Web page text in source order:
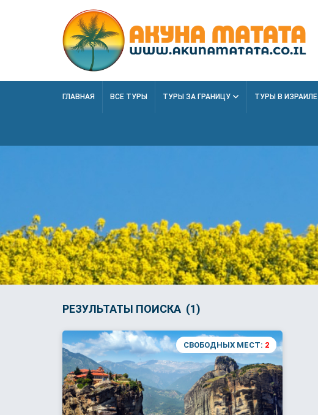
ГЛАВНАЯ ВСЕ ТУРЫ ТУРЫ ЗА ГРАНИЦУ ТУРЫ В ИЗРАИЛЕ
РЕЗУЛЬТАТЫ ПОИСКА (1)
СВОБОДНЫХ МЕСТ: 2